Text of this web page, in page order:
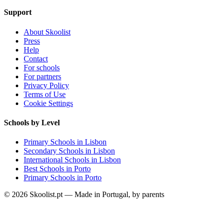
Support
About Skoolist
Press
Help
Contact
For schools
For partners
Privacy Policy
Terms of Use
Cookie Settings
Schools by Level
Primary Schools in Lisbon
Secondary Schools in Lisbon
International Schools in Lisbon
Best Schools in Porto
Primary Schools in Porto
© 2026 Skoolist.pt — Made in Portugal, by parents